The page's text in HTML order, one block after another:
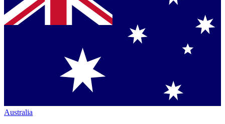
Australia